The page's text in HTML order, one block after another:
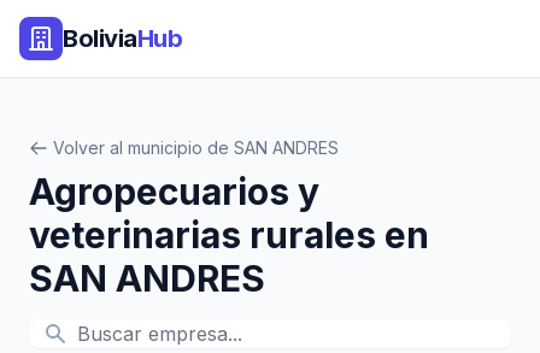
BoliviaHub
Volver al municipio de SAN ANDRES
Agropecuarios y
veterinarias rurales en
SAN ANDRES